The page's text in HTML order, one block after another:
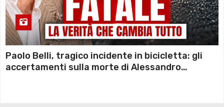
Paolo Belli, tragico incidente in bicicletta: gli
accertamenti sulla morte di Alessandro